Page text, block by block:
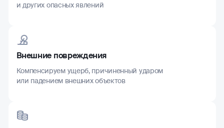
и других опасных явлений
Внешние повреждения
Компенсируем ущерб, причиненный ударом
или падением внешних объектов